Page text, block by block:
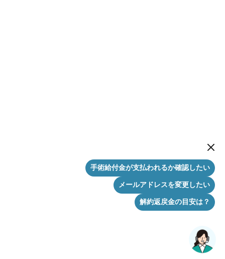
New
手術給付金が支払われるか確認したい
メールアドレスを変更したい
解約返戻金の目安は？